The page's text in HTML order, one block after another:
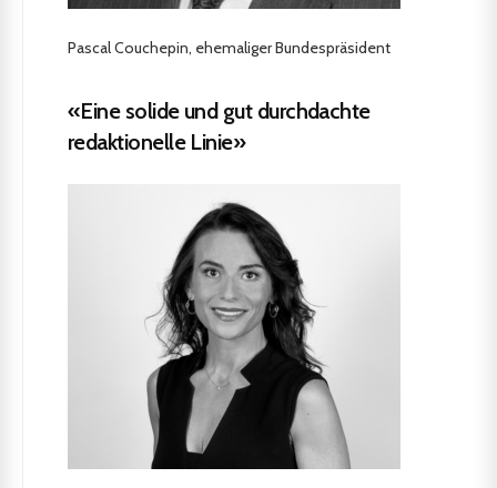
Pascal Couchepin, ehemaliger Bundespräsident
«Eine solide und gut durchdachte
redaktionelle Linie»